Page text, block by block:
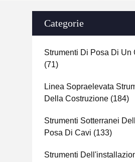
Categorie
Strumenti Di Posa Di Un
(71)
Linea Sopraelevata
Della Costruzione (184)
Strumenti Sotterranei
Posa Di Cavi (133)
Strumenti